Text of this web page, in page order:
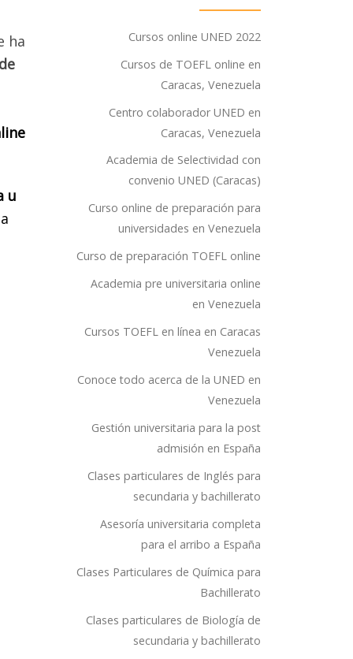
ha
u
Cursos online UNED 2022
Cursos de TOEFL online en
Caracas, Venezuela
Centro colaborador UNED en
Caracas, Venezuela
Academia de Selectividad con
convenio UNED (Caracas)
Curso online de preparación para
universidades en Venezuela
Curso de preparación TOEFL online
Academia pre universitaria online
en Venezuela
Cursos TOEFL en línea en Caracas
Venezuela
Conoce todo acerca de la UNED en
Venezuela
Gestión universitaria para la post
admisión en España
Clases particulares de Inglés para
secundaria y bachillerato
Asesoría universitaria completa
para el arribo a España
Clases Particulares de Química para
Bachillerato
Clases particulares de Biología de
secundaria y bachillerato